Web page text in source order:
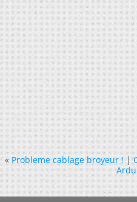
« Probleme cablage broyeur !|